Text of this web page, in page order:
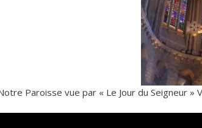
Paroisse vue par « Le Jour du Seigneur »